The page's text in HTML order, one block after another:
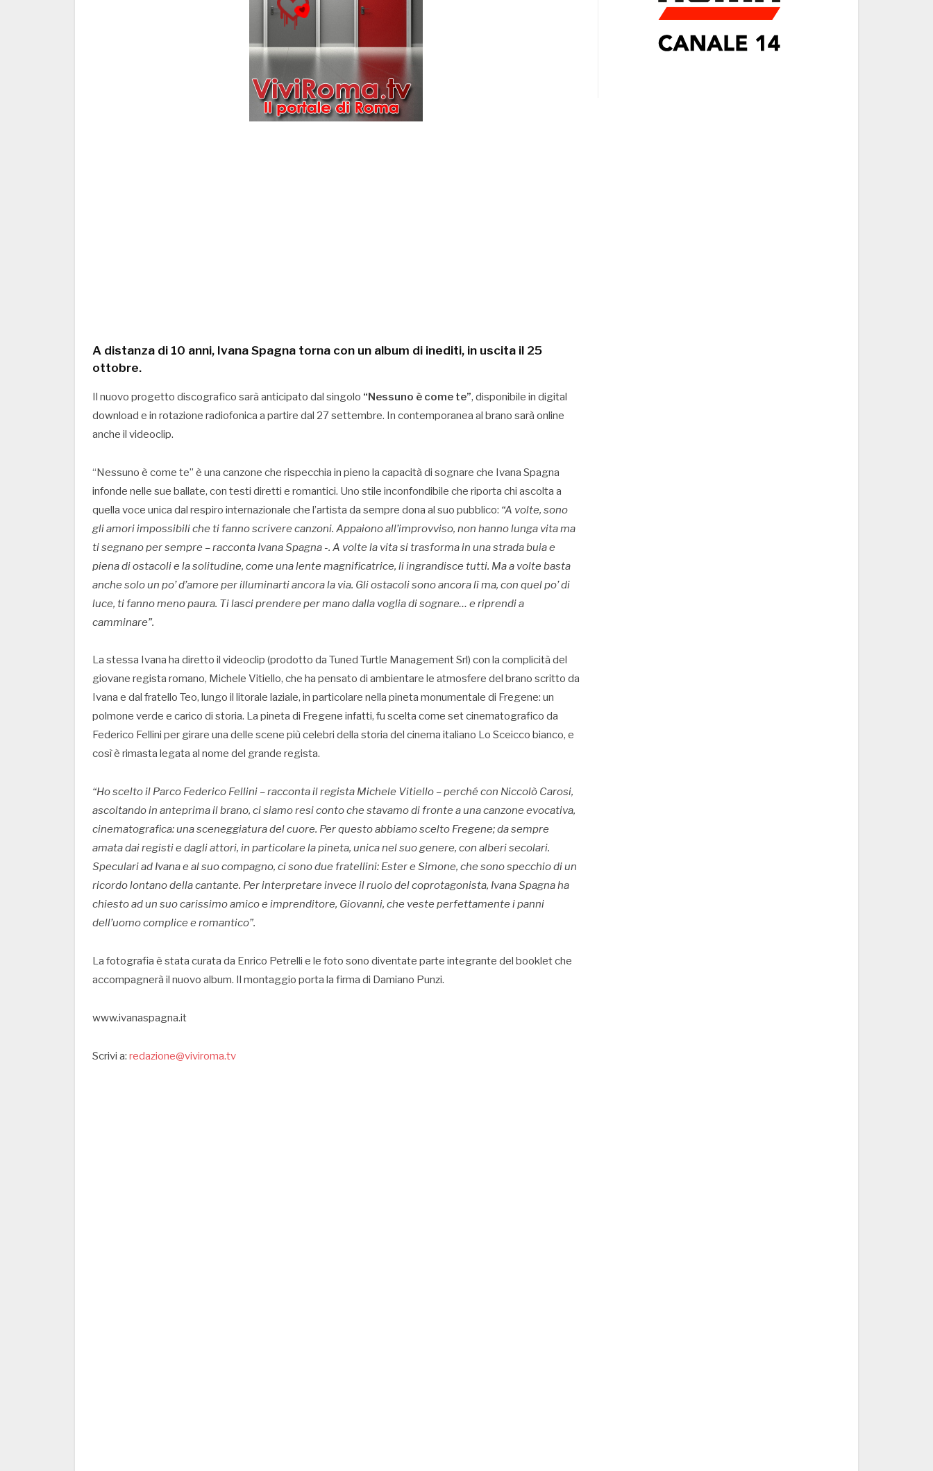
A distanza di 10 anni, Ivana Spagna torna con un album di inediti, in uscita il 25
ottobre.
Il nuovo progetto discografico sarà anticipato dal singolo “Nessuno è come te”, disponibile in digital
download e in rotazione radiofonica a partire dal 27 settembre. In contemporanea al brano sarà online
anche il videoclip.
“Nessuno è come te” è una canzone che rispecchia in pieno la capacità di sognare che Ivana Spagna
infonde nelle sue ballate, con testi diretti e romantici. Uno stile inconfondibile che riporta chi ascolta a
quella voce unica dal respiro internazionale che l’artista da sempre dona al suo pubblico: “A volte, sono
gli amori impossibili che ti fanno scrivere canzoni. Appaiono all’improvviso, non hanno lunga vita ma
ti segnano per sempre – racconta Ivana Spagna -. A volte la vita si trasforma in una strada buia e
piena di ostacoli e la solitudine, come una lente magnificatrice, li ingrandisce tutti. Ma a volte basta
anche solo un po’ d’amore per illuminarti ancora la via. Gli ostacoli sono ancora lì ma, con quel po’ di
luce, ti fanno meno paura. Ti lasci prendere per mano dalla voglia di sognare… e riprendi a
camminare”.
La stessa Ivana ha diretto il videoclip (prodotto da Tuned Turtle Management Srl) con la complicità del
giovane regista romano, Michele Vitiello, che ha pensato di ambientare le atmosfere del brano scritto da
Ivana e dal fratello Teo, lungo il litorale laziale, in particolare nella pineta monumentale di Fregene: un
polmone verde e carico di storia. La pineta di Fregene infatti, fu scelta come set cinematografico da
Federico Fellini per girare una delle scene più celebri della storia del cinema italiano Lo Sceicco bianco, e
così è rimasta legata al nome del grande regista.
“Ho scelto il Parco Federico Fellini – racconta il regista Michele Vitiello – perché con Niccolò Carosi,
ascoltando in anteprima il brano, ci siamo resi conto che stavamo di fronte a una canzone evocativa,
cinematografica: una sceneggiatura del cuore. Per questo abbiamo scelto Fregene; da sempre
amata dai registi e dagli attori, in particolare la pineta, unica nel suo genere, con alberi secolari.
Speculari ad Ivana e al suo compagno, ci sono due fratellini: Ester e Simone, che sono specchio di un
ricordo lontano della cantante. Per interpretare invece il ruolo del coprotagonista, Ivana Spagna ha
chiesto ad un suo carissimo amico e imprenditore, Giovanni, che veste perfettamente i panni
dell’uomo complice e romantico”.
La fotografia è stata curata da Enrico Petrelli e le foto sono diventate parte integrante del booklet che
accompagnerà il nuovo album. Il montaggio porta la firma di Damiano Punzi.
www.ivanaspagna.it
Scrivi a: redazione@viviroma.tv